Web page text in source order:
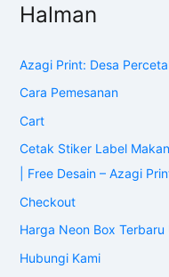
Halman
Azagi Print: Desa
Cara Pemesanan
Cart
Cetak Stiker Label
| Free Desain – Azagi
Checkout
Harga Neon Box
Hubungi Kami